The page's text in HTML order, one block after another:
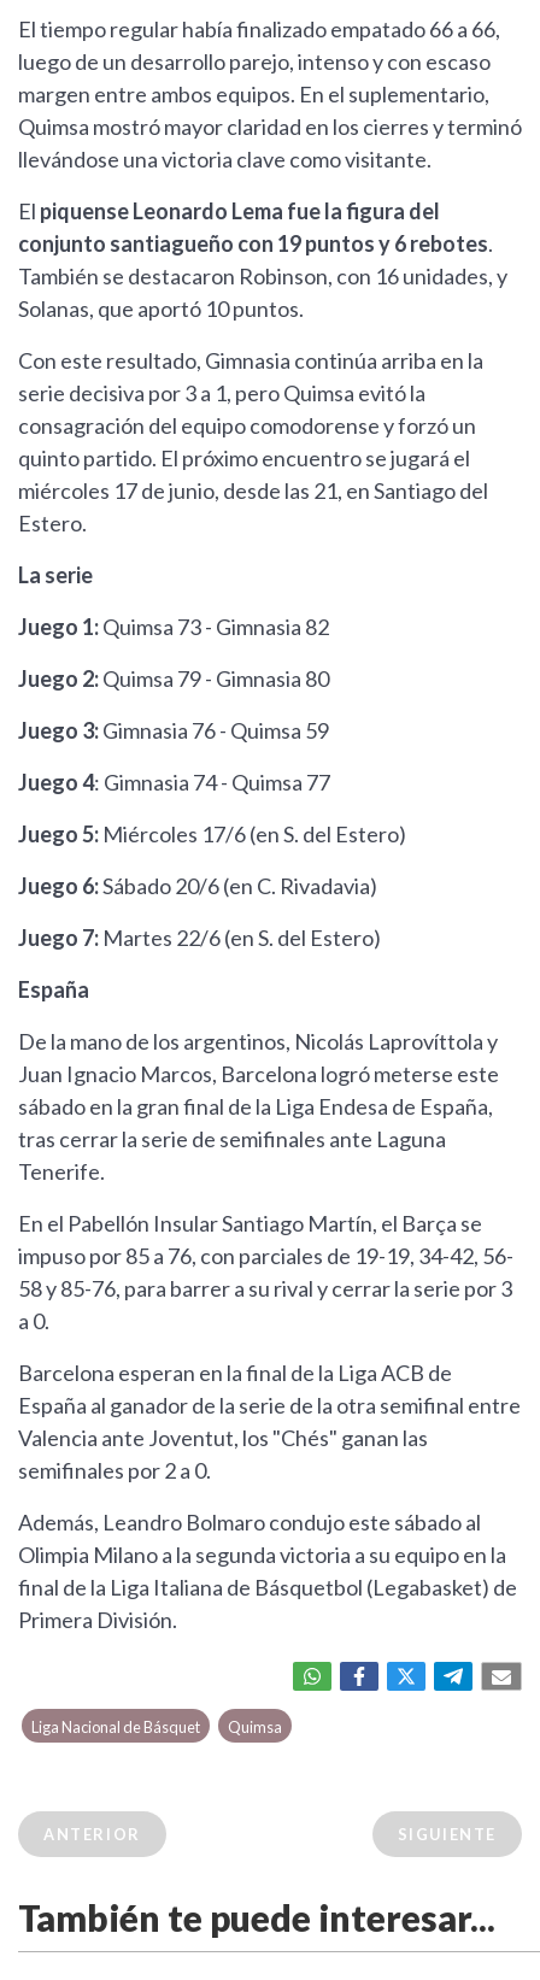
El tiempo regular había finalizado empatado 66 a 66,
luego de un desarrollo parejo, intenso y con escaso
margen entre ambos equipos. En el suplementario,
Quimsa mostró mayor claridad en los cierres y terminó
llevándose una victoria clave como visitante.
El piquense Leonardo Lema fue la figura del
conjunto santiagueño con 19 puntos y 6 rebotes.
También se destacaron Robinson, con 16 unidades, y
Solanas, que aportó 10 puntos.
Con este resultado, Gimnasia continúa arriba en la
serie decisiva por 3 a 1, pero Quimsa evitó la
consagración del equipo comodorense y forzó un
quinto partido. El próximo encuentro se jugará el
miércoles 17 de junio, desde las 21, en Santiago del
Estero.
La serie
Juego 1:Quimsa 73 - Gimnasia 82
Juego 2:Quimsa 79 - Gimnasia 80
Juego 3:Gimnasia 76 - Quimsa 59
Juego 4: Gimnasia 74 - Quimsa 77
Juego 5: Miércoles 17/6 (en S. del Estero)
Juego 6:Sábado 20/6 (en C. Rivadavia)
Juego 7: Martes 22/6 (en S. del Estero)
España
De la mano de los argentinos, Nicolás Laprovíttola y
Juan Ignacio Marcos, Barcelona logró meterse este
sábado en la gran final de la Liga Endesa de España,
tras cerrar la serie de semifinales ante Laguna
Tenerife.
En el Pabellón Insular Santiago Martín, el Barça se
impuso por 85 a 76, con parciales de 19-19, 34-42, 56-
58 y 85-76, para barrer a su rival y cerrar la serie por 3
a 0.
Barcelona esperan en la final de la Liga ACB de
España al ganador de la serie de la otra semifinal entre
Valencia ante Joventut, los "Chés" ganan las
semifinales por 2 a 0.
Además, Leandro Bolmaro condujo este sábado al
Olimpia Milano a la segunda victoria a su equipo en la
final de la Liga Italiana de Básquetbol (Legabasket) de
Primera División.
Liga Nacional de Básquet Quimsa
ANTERIOR SIGUIENTE
También te puede interesar...